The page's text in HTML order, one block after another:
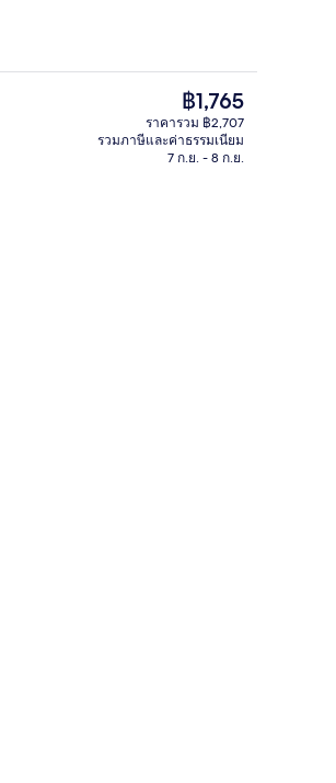
รื่องนอนระดับพรีเมียม, เตียงพร้อมฟูกเสริมที่นอน, ตู้นิ
ห้องดีลักซ์สวีท, เตียงคิงไซส์ 1 เตียง,
ราคา
ปัจจุบัน
฿1,765
฿1,765
ราคารวม ฿2,707
รวมภาษีและค่าธรรมเนียม
7 ก.ย. - 8 ก.ย.